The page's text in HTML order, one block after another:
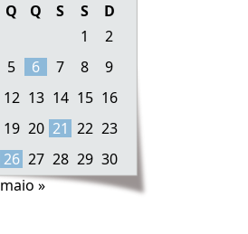
Q Q S S
D
1
2
5 6 7 8
9
12 13 14 15 16
19 20 21 22 23
26 27 28 29 30
maio »